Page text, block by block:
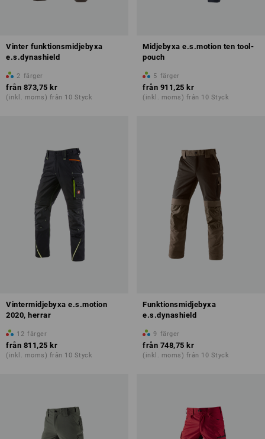
Vinter funktionsmidjebyxa
e.s.dynashield
2 färger
från 873,75 kr
(inkl. moms) från 10 Styck
Midjebyxa e.s.motion ten tool-
pouch
5 färger
från 911,25 kr
(inkl. moms) från 10 Styck
Vintermidjebyxa e.s.motion
2020, herrar
12 färger
från 811,25 kr
(inkl. moms) från 10 Styck
Funktionsmidjebyxa
e.s.dynashield
9 färger
från 748,75 kr
(inkl. moms) från 10 Styck